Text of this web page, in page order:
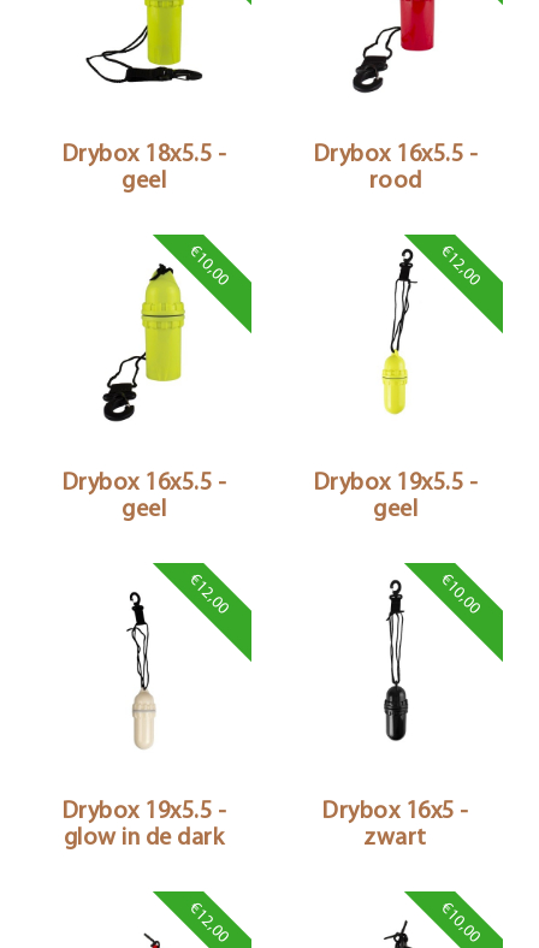
Drybox 18x5.5 -
geel
Drybox 16x5.5 -
rood
€10,00
Drybox 16x5.5 -
geel
€12,00
Drybox 19x5.5 -
geel
€12,00
Drybox 19x5.5 -
glow in de dark
€10,00
Drybox 16x5 -
zwart
€12,00 €10,00